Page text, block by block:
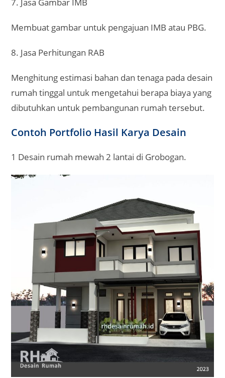
Membuat gambar untuk pengajuan IMB atau PBG.
8. Jasa Perhitungan RAB
Menghitung estimasi bahan dan tenaga pada desain
rumah tinggal untuk mengetahui berapa biaya yang
dibutuhkan untuk pembangunan rumah tersebut.
Contoh Portfolio Hasil Karya Desain
1 Desain rumah mewah 2 lantai di Grobogan.